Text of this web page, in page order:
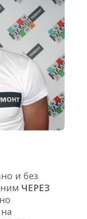
и без
ЧЕРЕЗ